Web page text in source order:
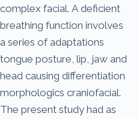
complex facial. A deficient
breathing function involves
a series of adaptations
tongue posture, lip, jaw and
head causing differentiation
morphologics craniofacial.
The present study had as